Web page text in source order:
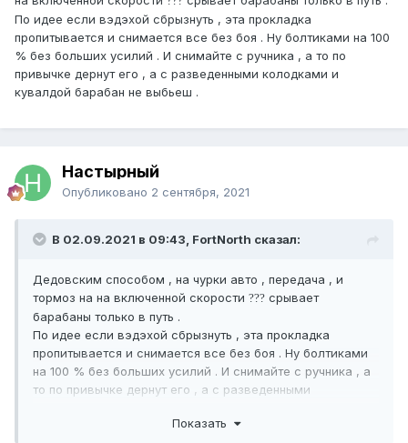
По идее если вэдэхой сбрызнуть , эта прокладка
пропитывается и снимается все без боя . Ну болтиками на 100
% без больших усилий . И снимайте с ручника , а то по
привычке дернут его , а с разведенными колодками и
кувалдой барабан не выбьеш .
Настырный
Опубликовано 2 сентября, 2021
В 02.09.2021 в 09:43, FоrtNorth сказал:
Дедовским способом , на чурки авто , передача , и
тормоз на на включенной скорости ??? срывает
барабаны только в путь .
По идее если вэдэхой сбрызнуть , эта прокладка
пропитывается и снимается все без боя . Ну болтиками
на 100 % без больших усилий . И снимайте с ручника , а
то по привычке дернут его , а с разведенными
Показать